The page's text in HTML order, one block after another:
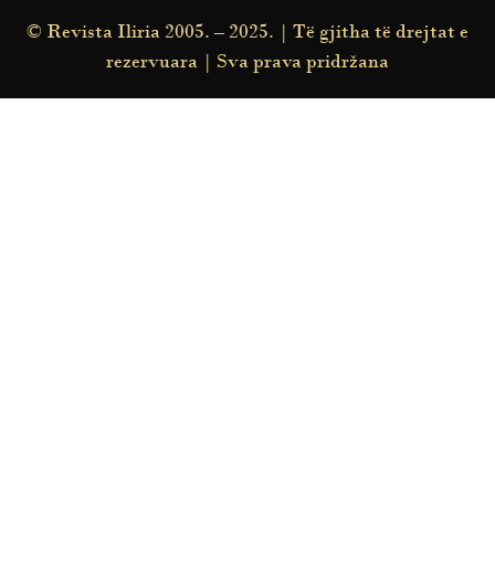
© Revista Iliria 2005. – 2025. | Të gjitha të drejtat e
rezervuara | Sva prava pridržana